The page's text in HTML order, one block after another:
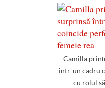
Camilla
într-un cadru
cu rolul